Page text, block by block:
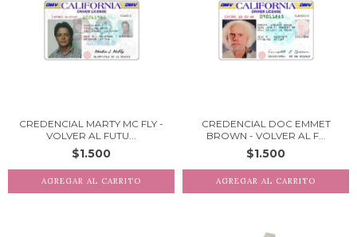
CREDENCIAL MARTY MC FLY -
VOLVER AL FUTU...
$1.500
CREDENCIAL DOC EMMET
BROWN - VOLVER AL F...
$1.500